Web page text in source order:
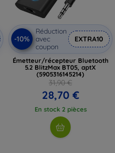
-10%
Réduction
avec
coupon
EXTRA10
Émetteur/récepteur Bluetooth
5.2 BlitzMax BT05, aptX
(5905316145214)
31,90 €
28,70 €
En stock 2 pièces